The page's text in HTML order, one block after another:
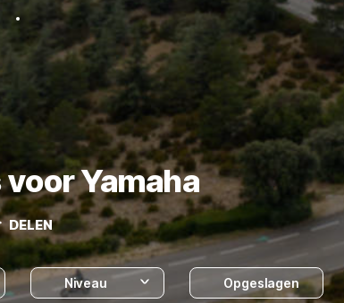
Yamaha
DELEN
Niveau Opgeslagen